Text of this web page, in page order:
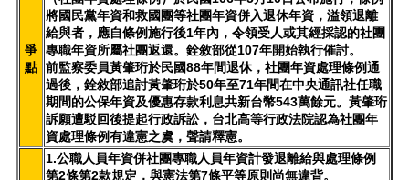
爭
點
將國民黨年資和救國團等社團年資併入退休年資，溢領退離
給與者，應自條例施行後1年內，令領受人或其經採認的社團
專職年資所屬社團返還。銓敘部從107年開始執行催討。
前監察委員黃肇珩於民國88年間退休，社團年資處理條例通
過後，銓敘部追討黃肇珩於50年至71年間在中央通訊社任職
期間的公保年資及優惠存款利息共新台幣543萬餘元。黃肇珩
訴願遭駁回後提起行政訴訟，台北高等行政法院認為社團年
資處理條例有違憲之虞，聲請釋憲。
1.公職人員年資併社團專職人員年資計發退離給與處理條例
第2條第2款規定，與憲法第7條平等原則尚無違背。